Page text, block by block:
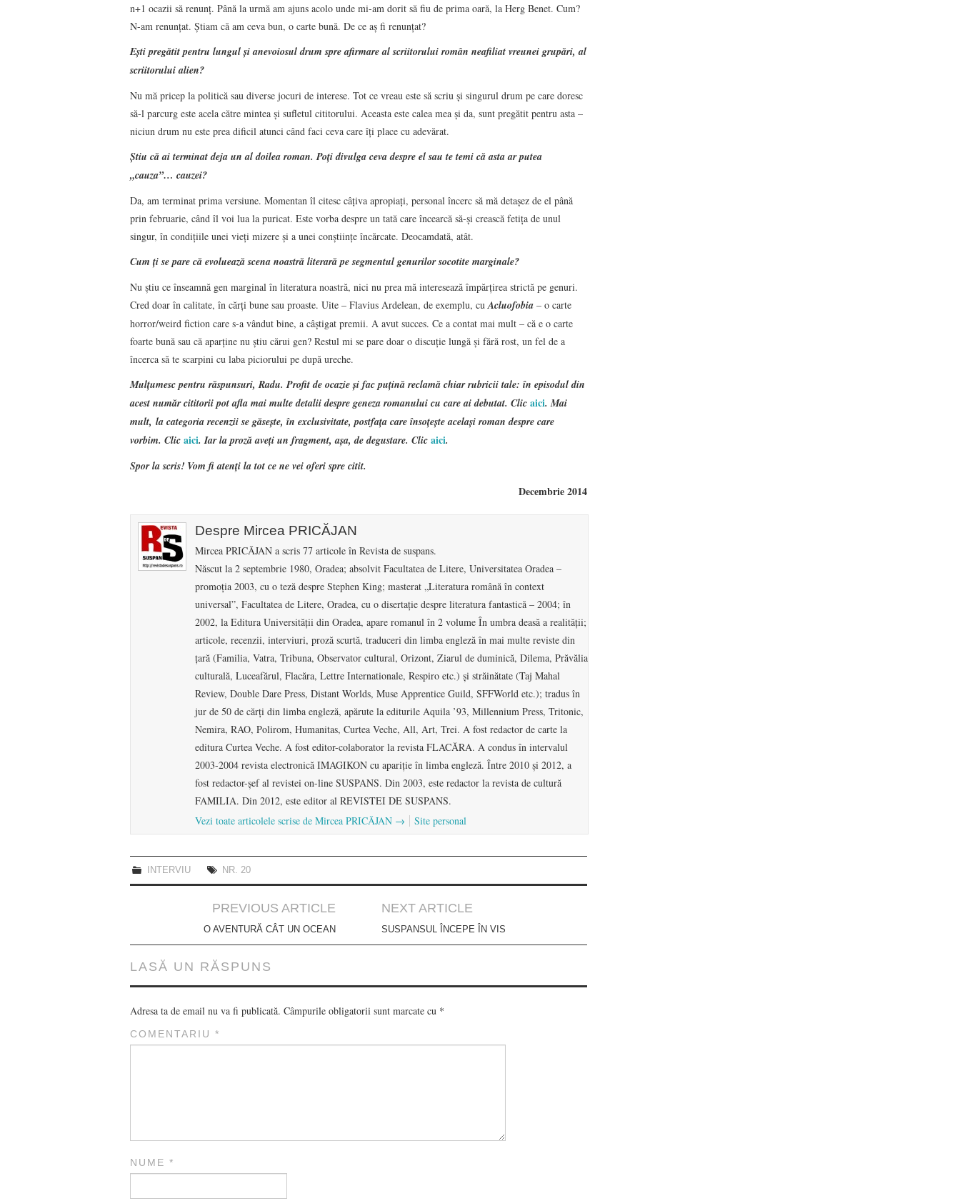
n+1 ocazii să renunţ. Până la urmă am ajuns acolo unde mi-am dorit să fiu de prima oară, la Herg Benet. Cum?
N-am renunţat. Ştiam că am ceva bun, o carte bună. De ce aş fi renunţat?
Ești pregătit pentru lungul și anevoiosul drum spre afirmare al scriitorului român neafiliat vreunei grupări, al
scriitorului alien?
Nu mă pricep la politică sau diverse jocuri de interese. Tot ce vreau este să scriu şi singurul drum pe care doresc
să-l parcurg este acela către mintea şi sufletul cititorului. Aceasta este calea mea şi da, sunt pregătit pentru asta –
niciun drum nu este prea dificil atunci când faci ceva care îţi place cu adevărat.
Ştiu că ai terminat deja un al doilea roman. Poţi divulga ceva despre el sau te temi că asta ar putea
„cauza”… cauzei?
Da, am terminat prima versiune. Momentan îl citesc câţiva apropiaţi, personal încerc să mă detaşez de el până
prin februarie, când îl voi lua la puricat. Este vorba despre un tată care încearcă să-şi crească fetiţa de unul
singur, în condiţiile unei vieţi mizere şi a unei conştiinţe încărcate. Deocamdată, atât.
Cum ţi se pare că evoluează scena noastră literară pe segmentul genurilor socotite marginale?
Nu ştiu ce înseamnă gen marginal în literatura noastră, nici nu prea mă interesează împărţirea strictă pe genuri.
Cred doar în calitate, în cărţi bune sau proaste. Uite – Flavius Ardelean, de exemplu, cu Acluofobia – o carte
horror/weird fiction care s-a vândut bine, a câştigat premii. A avut succes. Ce a contat mai mult – că e o carte
foarte bună sau că aparţine nu ştiu cărui gen? Restul mi se pare doar o discuţie lungă şi fără rost, un fel de a
încerca să te scarpini cu laba piciorului pe după ureche.
Mulţumesc pentru răspunsuri, Radu. Profit de ocazie şi fac puţină reclamă chiar rubricii tale: în episodul din
acest număr cititorii pot afla mai multe detalii despre geneza romanului cu care ai debutat. Clic aici. Mai
mult, la categoria recenzii se găseşte, în exclusivitate, postfaţa care însoţeşte acelaşi roman despre care
vorbim. Clic aici. Iar la proză aveţi un fragment, aşa, de degustare. Clic aici.
Spor la scris! Vom fi atenţi la tot ce ne vei oferi spre citit.
Decembrie 2014
Despre Mircea PRICĂJAN
Mircea PRICĂJAN a scris 77 articole în Revista de suspans.
Născut la 2 septembrie 1980, Oradea; absolvit Facultatea de Litere, Universitatea Oradea –
promoţia 2003, cu o teză despre Stephen King; masterat „Literatura română în context
universal”, Facultatea de Litere, Oradea, cu o disertaţie despre literatura fantastică – 2004; în
2002, la Editura Universităţii din Oradea, apare romanul în 2 volume În umbra deasă a realităţii;
articole, recenzii, interviuri, proză scurtă, traduceri din limba engleză în mai multe reviste din
ţară (Familia, Vatra, Tribuna, Observator cultural, Orizont, Ziarul de duminică, Dilema, Prăvălia
culturală, Luceafărul, Flacăra, Lettre Internationale, Respiro etc.) şi străinătate (Taj Mahal
Review, Double Dare Press, Distant Worlds, Muse Apprentice Guild, SFFWorld etc.); tradus în
jur de 50 de cărţi din limba engleză, apărute la editurile Aquila ’93, Millennium Press, Tritonic,
Nemira, RAO, Polirom, Humanitas, Curtea Veche, All, Art, Trei. A fost redactor de carte la
editura Curtea Veche. A fost editor-colaborator la revista FLACĂRA. A condus în intervalul
2003-2004 revista electronică IMAGIKON cu apariţie în limba engleză. Între 2010 şi 2012, a
fost redactor-şef al revistei on-line SUSPANS. Din 2003, este redactor la revista de cultură
FAMILIA. Din 2012, este editor al REVISTEI DE SUSPANS.
Vezi toate articolele scrise de Mircea PRICĂJAN → Site personal
INTERVIU NR. 20
navigation
PREVIOUS ARTICLE
O AVENTURĂ CÂT UN OCEAN
NEXT ARTICLE
SUSPANSUL ÎNCEPE ÎN VIS
LASĂ UN RĂSPUNS
Adresa ta de email nu va fi publicată. Câmpurile obligatorii sunt marcate cu *
COMENTARIU *
NUME *